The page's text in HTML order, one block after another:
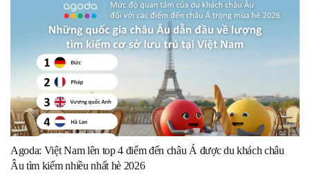
Agoda: Việt Nam lên top 4 điểm đến châu Á được du khách châu
Âu tìm kiếm nhiều nhất hè 2026